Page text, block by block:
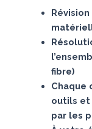
fibre)
Chaque
outils et
par les